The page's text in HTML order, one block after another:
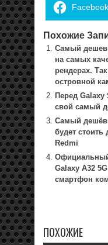
Facebook
Похожие
Самый
на самых
рендерах.
островной
Перед Galaxy
свой самый
Самый
будет стоить
Redmi
Официальный
Galaxy A32
смартфон
ПОХОЖИЕ